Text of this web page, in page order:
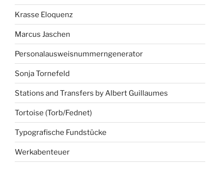
Krasse Eloquenz
Marcus Jaschen
Personalausweisnummerngenerator
Sonja Tornefeld
Stations and Transfers by Albert Guillaumes
Tortoise (Torb/Fednet)
Typografische Fundstücke
Werkabenteuer